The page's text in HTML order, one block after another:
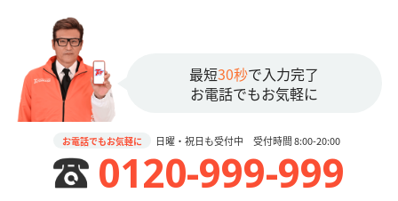
最短30秒で入力完了
お電話でもお気軽に
お電話でもお気軽に 日曜・祝日も受付中 受付時間 8:00-20:00
0120-999-999